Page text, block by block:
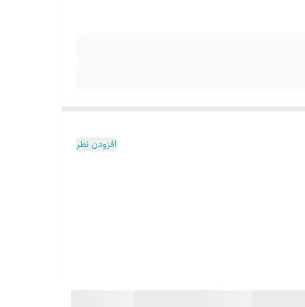
افزودن نظر